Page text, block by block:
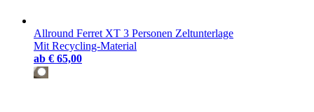
Allround Ferret XT 3 Personen Zeltunterlage
Mit Recycling-Material
ab € 65,00